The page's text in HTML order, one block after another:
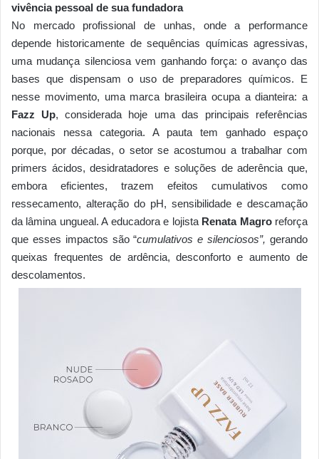
vivência pessoal de sua fundadora
No mercado profissional de unhas, onde a performance
depende historicamente de sequências químicas agressivas,
uma mudança silenciosa vem ganhando força: o avanço das
bases que dispensam o uso de preparadores químicos. E
nesse movimento, uma marca brasileira ocupa a dianteira: a
Fazz Up, considerada hoje uma das principais referências
nacionais nessa categoria. A pauta tem ganhado espaço
porque, por décadas, o setor se acostumou a trabalhar com
primers ácidos, desidratadores e soluções de aderência que,
embora eficientes, trazem efeitos cumulativos como
ressecamento, alteração do pH, sensibilidade e descamação
da lâmina ungueal. A educadora e lojista Renata Magroreforça
que esses impactos são “cumulativos e silenciosos”, gerando
queixas frequentes de ardência, desconforto e aumento de
descolamentos.